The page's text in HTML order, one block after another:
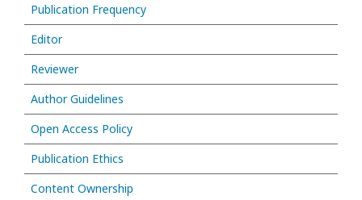
Publication Frequency
Editor
Reviewer
Author Guidelines
Open Access Policy
Publication Ethics
Content Ownership